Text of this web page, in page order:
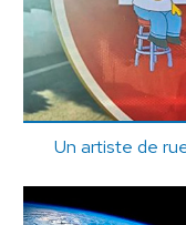
Un artiste de